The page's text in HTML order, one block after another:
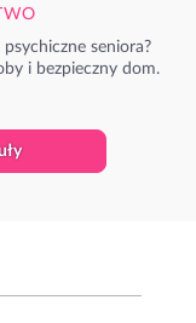
seniora?
i bezpieczny dom.